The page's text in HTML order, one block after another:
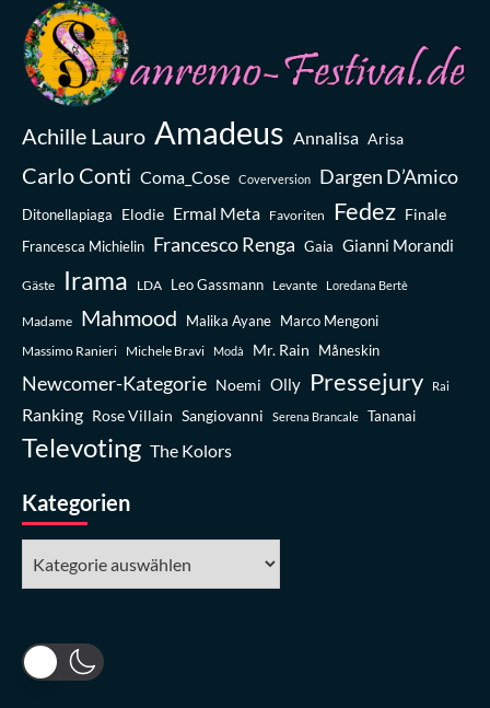
Achille Lauro Amadeus Annalisa Arisa
Carlo Conti Coma_Cose Coverversion Dargen D’Amico
Ditonellapiaga Elodie Ermal Meta Favoriten Fedez Finale
Francesca Michielin Francesco Renga Gaia Gianni Morandi
Gäste Irama LDA Leo Gassmann Levante Loredana Bertè
Madame Mahmood Malika Ayane Marco Mengoni
Massimo Ranieri Michele Bravi Modà Mr. Rain Måneskin
Newcomer-Kategorie Noemi Olly Pressejury Rai
Ranking Rose Villain Sangiovanni Serena Brancale Tananai
Televoting The Kolors
Kategorien